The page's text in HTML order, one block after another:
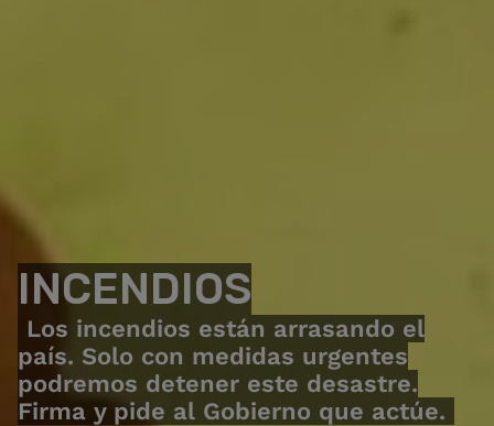
INCENDIOS
Los incendios están arrasando el
país. Solo con medidas urgentes
podremos detener este desastre.
Firma y pide al Gobierno que actúe.